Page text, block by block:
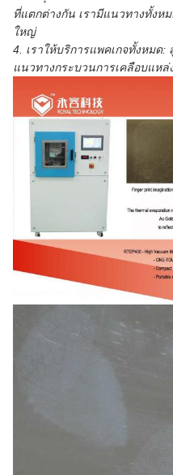
ที่แตกต่างกัน เรามีแนวทางทั้งห
ใหญ่
4. เราให้บริการแพคเกจทั้งหมด:
แนวทางกระบวนการเคลือบแหล่